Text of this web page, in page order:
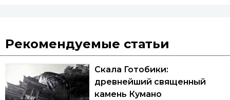
Рекомендуемые статьи
Скала Готобики:
древнейший священный
камень Кумано